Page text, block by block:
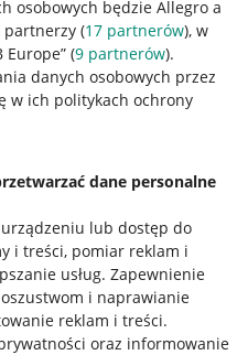
osobowych będzie Allegro a
(17 partnerów), w
(9 partnerów).
danych osobowych przez
w ich politykach ochrony
dane personalne
lub dostęp do
i treści, pomiar reklam i
usług. Zapewnienie
i naprawianie
reklam i treści.
oraz informowanie